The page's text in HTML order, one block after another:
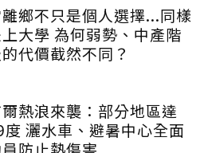
鄉不只是個人選擇...同樣
大學 為何弱勢、中產階
代價截然不同？
熱浪來襲：部分地區達
度 灑水車、避暑中心全面